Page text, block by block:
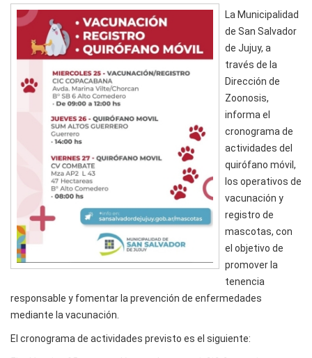
La Municipalidad
de San Salvador
de Jujuy, a
través de la
Dirección de
Zoonosis,
informa el
cronograma de
actividades del
quirófano móvil,
los operativos de
vacunación y
registro de
mascotas, con
el objetivo de
promover la
tenencia
responsable y fomentar la prevención de enfermedades
mediante la vacunación.
El cronograma de actividades previsto es el siguiente: